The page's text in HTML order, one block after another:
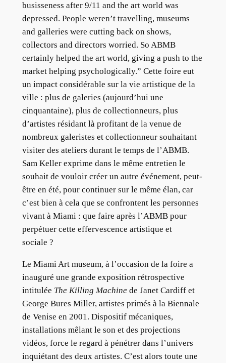
busisseness after 9/11 and the art world was
depressed. People weren’t travelling, museums
and galleries were cutting back on shows,
collectors and directors worried. So ABMB
certainly helped the art world, giving a push to the
market helping psychologically.” Cette foire eut
un impact considérable sur la vie artistique de la
ville : plus de galeries (aujourd’hui une
cinquantaine), plus de collectionneurs, plus
d’artistes résidant là profitant de la venue de
nombreux galeristes et collectionneur souhaitant
visiter des ateliers durant le temps de l’ABMB.
Sam Keller exprime dans le même entretien le
souhait de vouloir créer un autre événement, peut-
être en été, pour continuer sur le même élan, car
c’est bien à cela que se confrontent les personnes
vivant à Miami : que faire après l’ABMB pour
perpétuer cette effervescence artistique et
sociale ?
Le Miami Art museum, à l’occasion de la foire a
inauguré une grande exposition rétrospective
intitulée The Killing Machinede Janet Cardiff et
George Bures Miller, artistes primés à la Biennale
de Venise en 2001. Dispositif mécaniques,
installations mêlant le son et des projections
vidéos, force le regard à pénétrer dans l’univers
inquiétant des deux artistes. C’est alors toute une